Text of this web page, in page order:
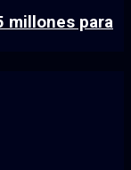
millones para